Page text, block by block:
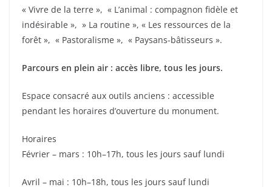
« Vivre de la terre », « L’animal : compagnon fidèle et
indésirable », » La routine », « Les ressources de la
forêt », « Pastoralisme », « Paysans-bâtisseurs ».
Parcours en plein air : accès libre, tous les jours.
Espace consacré aux outils anciens : accessible
pendant les horaires d’ouverture du monument.
Horaires
Février – mars : 10h–17h, tous les jours sauf lundi
Avril – mai : 10h–18h, tous les jours sauf lundi